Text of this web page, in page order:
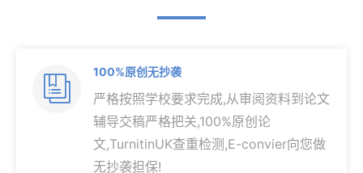

100%原创无抄袭
严格按照学校要求完成,从审阅资料到论文
辅导交稿严格把关,100%原创论
文,TurnitinUK查重检测,E-convier向您做
无抄袭担保!